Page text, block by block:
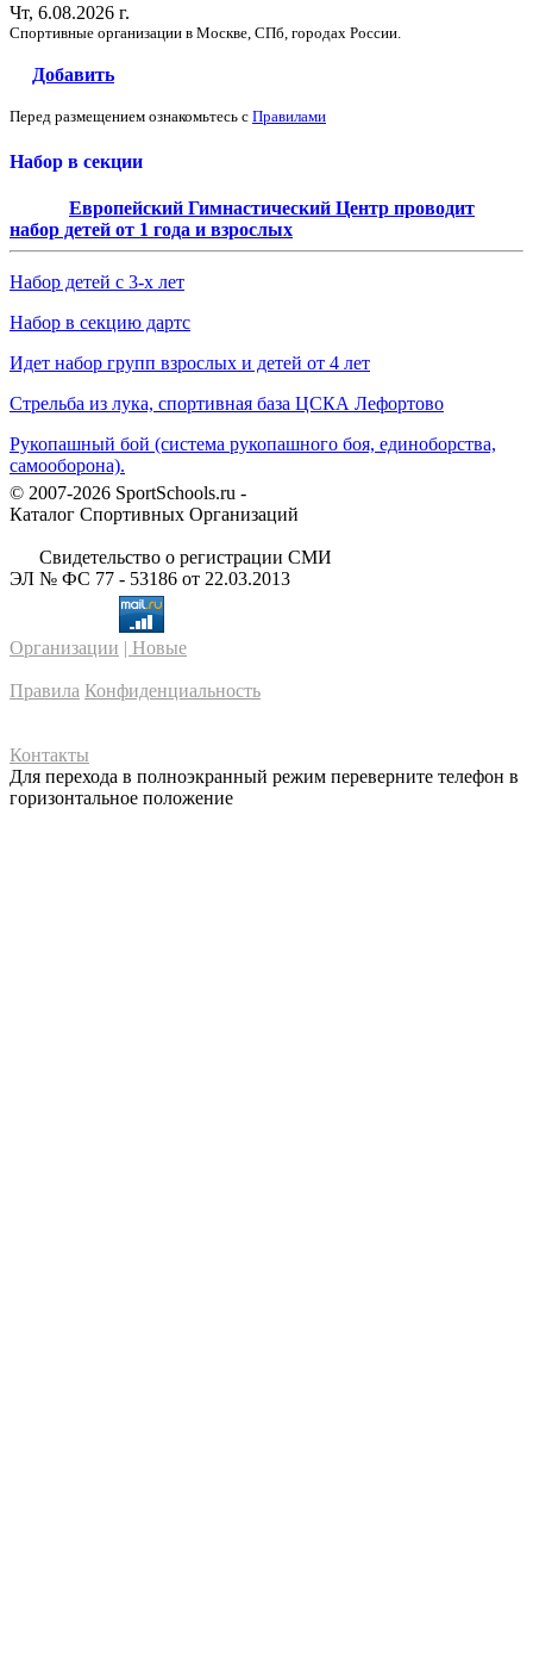
Чт, 6.08.2026 г.
Спортивные организации в Москве, СПб, городах России.
Добавить
Перед размещением ознакомьтесь с Правилами
Набор в секции
Европейский Гимнастический Центр проводит
набор детей от 1 года и взрослых
Набор детей с 3-х лет
Набор в секцию дартс
Идет набор групп взрослых и детей от 4 лет
Стрельба из лука, спортивная база ЦСКА Лефортово
Рукопашный бой (система рукопашного боя, единоборства,
самооборона).
© 2007-2026 SportSchools.ru -
Каталог Спортивных Организаций
Свидетельство о регистрации СМИ
ЭЛ № ФС 77 - 53186 от 22.03.2013
Организации | Новые
Правила Конфиденциальность
Контакты
Для перехода в полноэкранный режим переверните телефон в
горизонтальное положение